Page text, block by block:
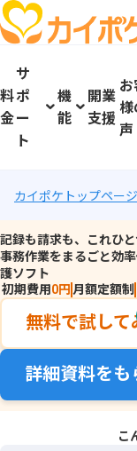
料
金
サ
ポ
ー
ト
機
能
開業
支援
お
様
声
カイポケトップページ
記録も請求も、
これひ
事務作業をまるごと効
護ソフト
初期費用0円 月額定額制
無料で試して
詳細資料をも
こ